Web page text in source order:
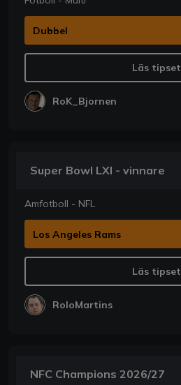
Dubbel
Läs tipset
RoK_Bjornen
Super Bowl LXI - vinnare
Amfotboll - NFL
Los Angeles Rams
Läs tipset
RoloMartins
NFC Champions 2026/27